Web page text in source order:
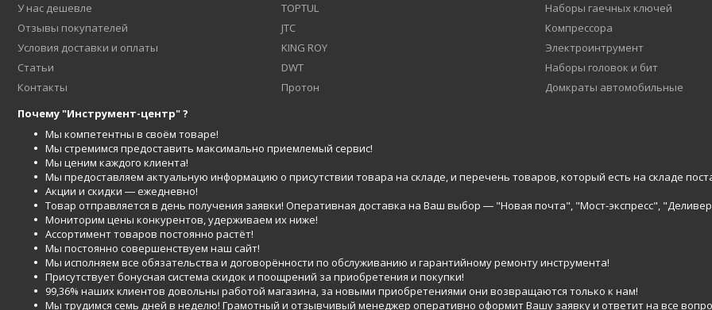
У нас дешевле
Отзывы покупателей
Условия доставки и оплаты
Статьи
Контакты
TOPTUL
JTC
KING ROY
DWT
Протон
Наборы гаечных ключей
Компрессора
Электроинтрумент
Наборы головок и бит
Домкраты автомобильные
Почему "Инструмент-центр" ?
Мы компетентны в своём товаре!
Мы стремимся предоставить максимально приемлемый сервис!
Мы ценим каждого клиента!
Мы предоставляем актуальную информацию о присутствии товара на складе, и перечень товаров, который есть на складе
Акции и скидки ― ежедневно!
Товар отправляется в день получения заявки! Оперативная доставка на Ваш выбор ― "Новая почта", "Мост-экспресс",
Мониторим цены конкурентов, удерживаем их ниже!
Ассортимент товаров постоянно растёт!
Мы постоянно совершенствуем наш сайт!
Мы исполняем все обязательства и договорённости по обслуживанию и гарантийному ремонту инструмента!
Присутствует бонусная система скидок и поощрений за приобретения и покупки!
99,36% наших клиентов довольны работой магазина, за новыми приобретениями они возвращаются только к нам!
Мы трудимся семь дней в неделю! Грамотный и отзывчивый менеджер оперативно оформит Вашу заявку и ответит на все